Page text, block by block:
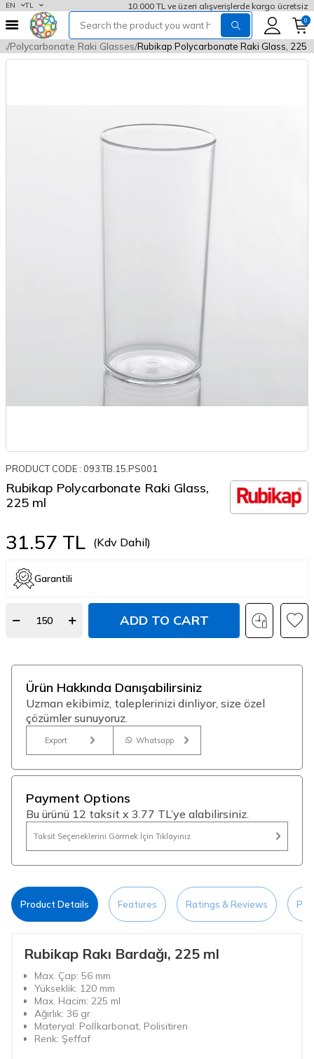
EN TL 10.000 TL ve üzeri alışverişlerde kargo ücretsiz
0
Polycarbonate Raki Glasses Rubikap Polycarbonate Raki Glass, 225
PRODUCT CODE : 093.TB.15.PS001
Rubikap Polycarbonate Raki Glass,
225 ml
31.57 TL (Kdv Dahil)
Garantili
ADD TO CART
Ürün Hakkında Danışabilirsiniz
Uzman ekibimiz, taleplerinizi dinliyor, size özel
çözümler sunuyoruz.
Export Whatsapp
Payment Options
Bu ürünü 12 taksit x 3.77 TL’ye alabilirsiniz.
Taksit Seçeneklerini Görmek İçin Tıklayınız
Product Details Features Ratings & Reviews
Rubikap Rakı Bardağı, 225 ml
Max. Çap: 56 mm
Yükseklik: 120 mm
Max. Hacim: 225 ml
Ağırlık: 36 gr
Materyal: Polİkarbonat, Polisitiren
Renk: Şeffaf